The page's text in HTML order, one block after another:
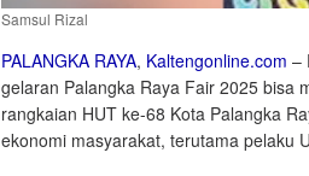
Samsul Rizal
PALANGKA RAYA, Kaltengonline.com –
gelaran Palangka Raya Fair 2025 bisa
rangkaian HUT ke-68 Kota Palangka
ekonomi masyarakat, terutama pelaku